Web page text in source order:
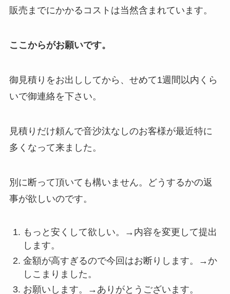
販売までにかかるコストは当然含まれています。
ここからがお願いです。
御見積りをお出ししてから、せめて1週間以内くら
いで御連絡を下さい。
見積りだけ頼んで音沙汰なしのお客様が最近特に
多くなって来ました。
別に断って頂いても構いません。どうするかの返
事が欲しいのです。
もっと安くして欲しい。→内容を変更して提出
します。
金額が高すぎるので今回はお断りします。→か
しこまりました。
お願いします。→ありがとうございます。